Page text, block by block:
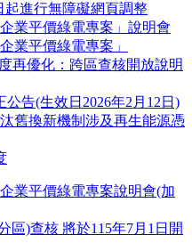
起進行無障礙網頁調整
業平價綠電專案」說明會
業平價綠電專案」
再優化：跨區查核開放說明
告(生效日2026年2月12日)
舊換新機制涉及再生能源憑
業平價綠電專案說明會(加
區)查核 將於115年7月1日開